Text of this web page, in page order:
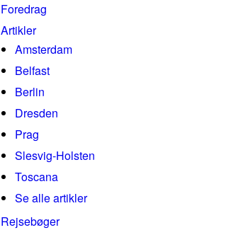
Foredrag
Artikler
Amsterdam
Belfast
Berlin
Dresden
Prag
Slesvig-Holsten
Toscana
Se alle artikler
Rejsebøger